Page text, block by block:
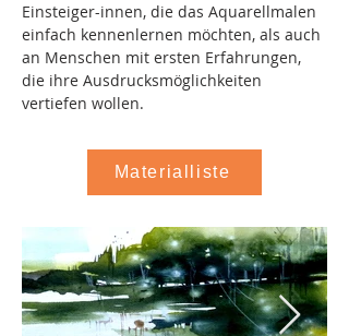
Einsteiger-innen, die das Aquarellmalen
einfach kennenlernen möchten, als auch
an Menschen mit ersten Erfahrungen,
die ihre Ausdrucksmöglichkeiten
vertiefen wollen.
Materialliste